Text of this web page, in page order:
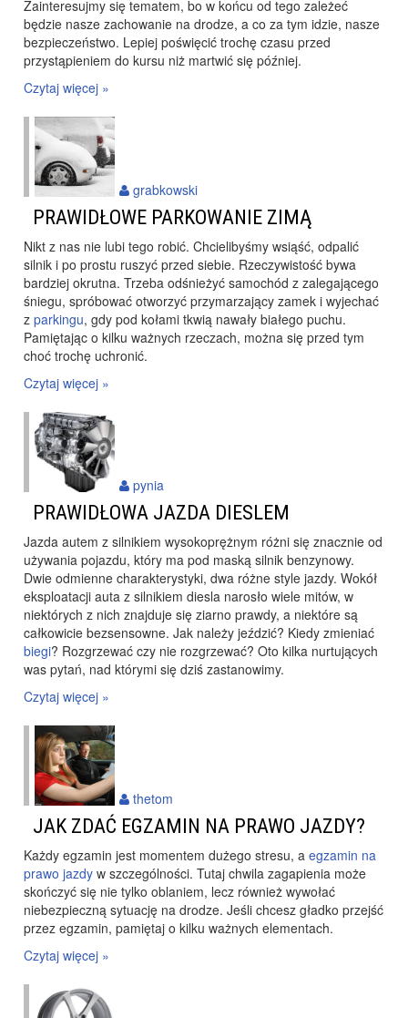
Zainteresujmy się tematem, bo w końcu od tego zależeć
będzie nasze zachowanie na drodze, a co za tym idzie, nasze
bezpieczeństwo. Lepiej poświęcić trochę czasu przed
przystąpieniem do kursu niż martwić się później.
Czytaj więcej »
PRAWIDŁOWE PARKOWANIE ZIMĄ
Nikt z nas nie lubi tego robić. Chcielibyśmy wsiąść, odpalić
silnik i po prostu ruszyć przed siebie. Rzeczywistość bywa
bardziej okrutna. Trzeba odśnieżyć samochód z zalegającego
śniegu, spróbować otworzyć przymarzający zamek i wyjechać
z parkingu, gdy pod kołami tkwią nawały białego puchu.
Pamiętając o kilku ważnych rzeczach, można się przed tym
choć trochę uchronić.
Czytaj więcej »
grabkowski
PRAWIDŁOWA JAZDA DIESLEM
Jazda autem z silnikiem wysokoprężnym różni się znacznie od
używania pojazdu, który ma pod maską silnik benzynowy.
Dwie odmienne charakterystyki, dwa różne style jazdy. Wokół
eksploatacji auta z silnikiem diesla narosło wiele mitów, w
niektórych z nich znajduje się ziarno prawdy, a niektóre są
całkowicie bezsensowne. Jak należy jeździć? Kiedy zmieniać
biegi? Rozgrzewać czy nie rozgrzewać? Oto kilka nurtujących
was pytań, nad którymi się dziś zastanowimy.
Czytaj więcej »
pynia
JAK ZDAĆ EGZAMIN NA PRAWO JAZDY?
Każdy egzamin jest momentem dużego stresu, a egzamin na
prawo jazdy w szczególności. Tutaj chwila zagapienia może
skończyć się nie tylko oblaniem, lecz również wywołać
niebezpieczną sytuację na drodze. Jeśli chcesz gładko przejść
przez egzamin, pamiętaj o kilku ważnych elementach.
Czytaj więcej »
thetom